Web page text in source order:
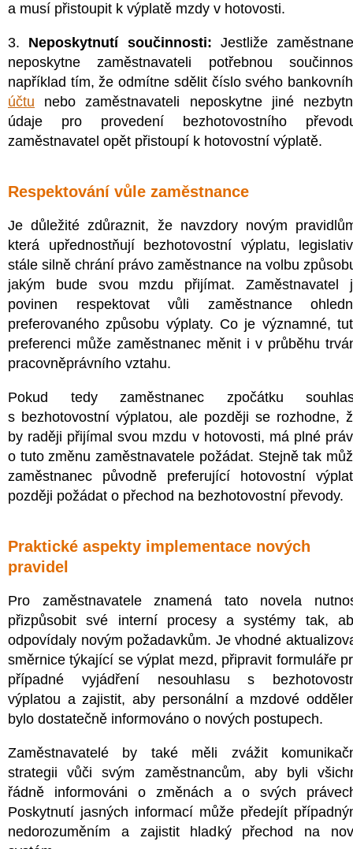
a musí přistoupit k výplatě mzdy v hotovosti.
3. Neposkytnutí součinnosti: Jestliže
neposkytne zaměstnavateli potřebnou
například tím, že odmítne sdělit číslo svého
účtu nebo zaměstnavateli neposkytne jiné
údaje pro provedení bezhotovostního
zaměstnavatel opět přistoupí k hotovostní výplatě.
Respektování vůle zaměstnance
Je důležité zdůraznit, že navzdory novým
která upřednostňují bezhotovostní výplatu,
stále silně chrání právo zaměstnance na volbu
jakým bude svou mzdu přijímat. Zaměstnavatel
povinen respektovat vůli zaměstnance
preferovaného způsobu výplaty. Co je významné,
preferenci může zaměstnanec měnit i v průběhu
pracovněprávního vztahu.
Pokud tedy zaměstnanec zpočátku
s bezhotovostní výplatou, ale později se rozhodne,
by raději přijímal svou mzdu v hotovosti, má plné
o tuto změnu zaměstnavatele požádat. Stejně tak
zaměstnanec původně preferující hotovostní
později požádat o přechod na bezhotovostní převody.
Praktické aspekty implementace nových
pravidel
Pro zaměstnavatele znamená tato novela
přizpůsobit své interní procesy a systémy tak,
odpovídaly novým požadavkům. Je vhodné
směrnice týkající se výplat mezd, připravit formuláře
případné vyjádření nesouhlasu s
výplatou a zajistit, aby personální a mzdové
bylo dostatečně informováno o nových postupech.
Zaměstnavatelé by také měli zvážit
strategii vůči svým zaměstnancům, aby byli
řádně informováni o změnách a o svých
Poskytnutí jasných informací může předejít
nedorozuměním a zajistit hladký přechod na